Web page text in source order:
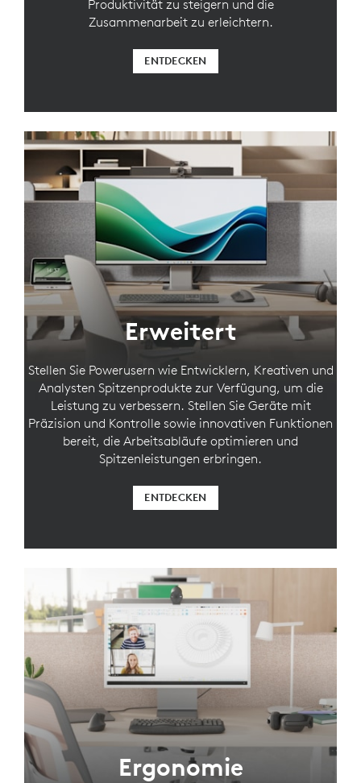
Produktivität zu steigern und die
Zusammenarbeit zu erleichtern.
ENTDECKEN
Erweitert
Stellen Sie Powerusern wie Entwicklern, Kreativen und
Analysten Spitzenprodukte zur Verfügung, um die
Leistung zu verbessern. Stellen Sie Geräte mit
Präzision und Kontrolle sowie innovativen Funktionen
bereit, die Arbeitsabläufe optimieren und
Spitzenleistungen erbringen.
ENTDECKEN
Ergonomie